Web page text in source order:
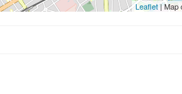
Leaflet| Map